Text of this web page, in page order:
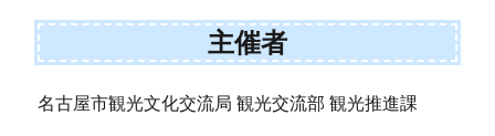
主催者
名古屋市観光文化交流局 観光交流部 観光推進課